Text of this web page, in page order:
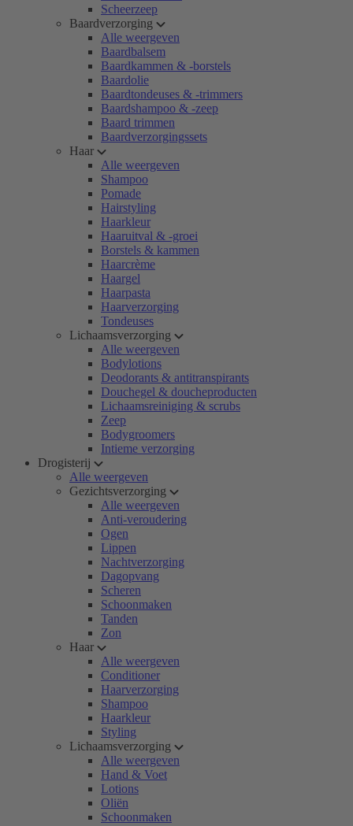
Scheerzeep
Baardverzorging
Alle weergeven
Baardbalsem
Baardkammen & -borstels
Baardolie
Baardtondeuses & -trimmers
Baardshampoo & -zeep
Baard trimmen
Baardverzorgingssets
Haar
Alle weergeven
Shampoo
Pomade
Hairstyling
Haarkleur
Haaruitval & -groei
Borstels & kammen
Haarcrème
Haargel
Haarpasta
Haarverzorging
Tondeuses
Lichaamsverzorging
Alle weergeven
Bodylotions
Deodorants & antitranspirants
Douchegel & doucheproducten
Lichaamsreiniging & scrubs
Zeep
Bodygroomers
Intieme verzorging
Drogisterij
Alle weergeven
Gezichtsverzorging
Alle weergeven
Anti-veroudering
Ogen
Lippen
Nachtverzorging
Dagopvang
Scheren
Schoonmaken
Tanden
Zon
Haar
Alle weergeven
Conditioner
Haarverzorging
Shampoo
Haarkleur
Styling
Lichaamsverzorging
Alle weergeven
Hand & Voet
Lotions
Oliën
Schoonmaken